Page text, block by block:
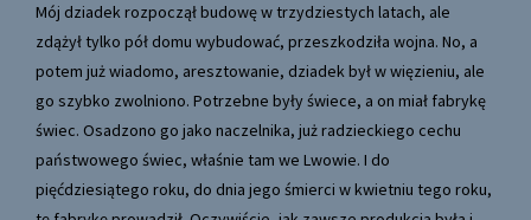
Mój dziadek rozpoczął budowę w trzydziestych latach, ale
zdążył tylko pół domu wybudować, przeszkodziła wojna. No, a
potem już wiadomo, aresztowanie, dziadek był w więzieniu, ale
go szybko zwolniono. Potrzebne były świece, a on miał fabrykę
świec. Osadzono go jako naczelnika, już radzieckiego cechu
państwowego świec, właśnie tam we Lwowie. I do
pięćdziesiątego roku, do dnia jego śmierci w kwietniu tego roku,